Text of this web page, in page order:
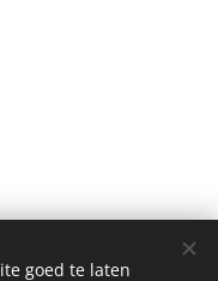
goed te laten